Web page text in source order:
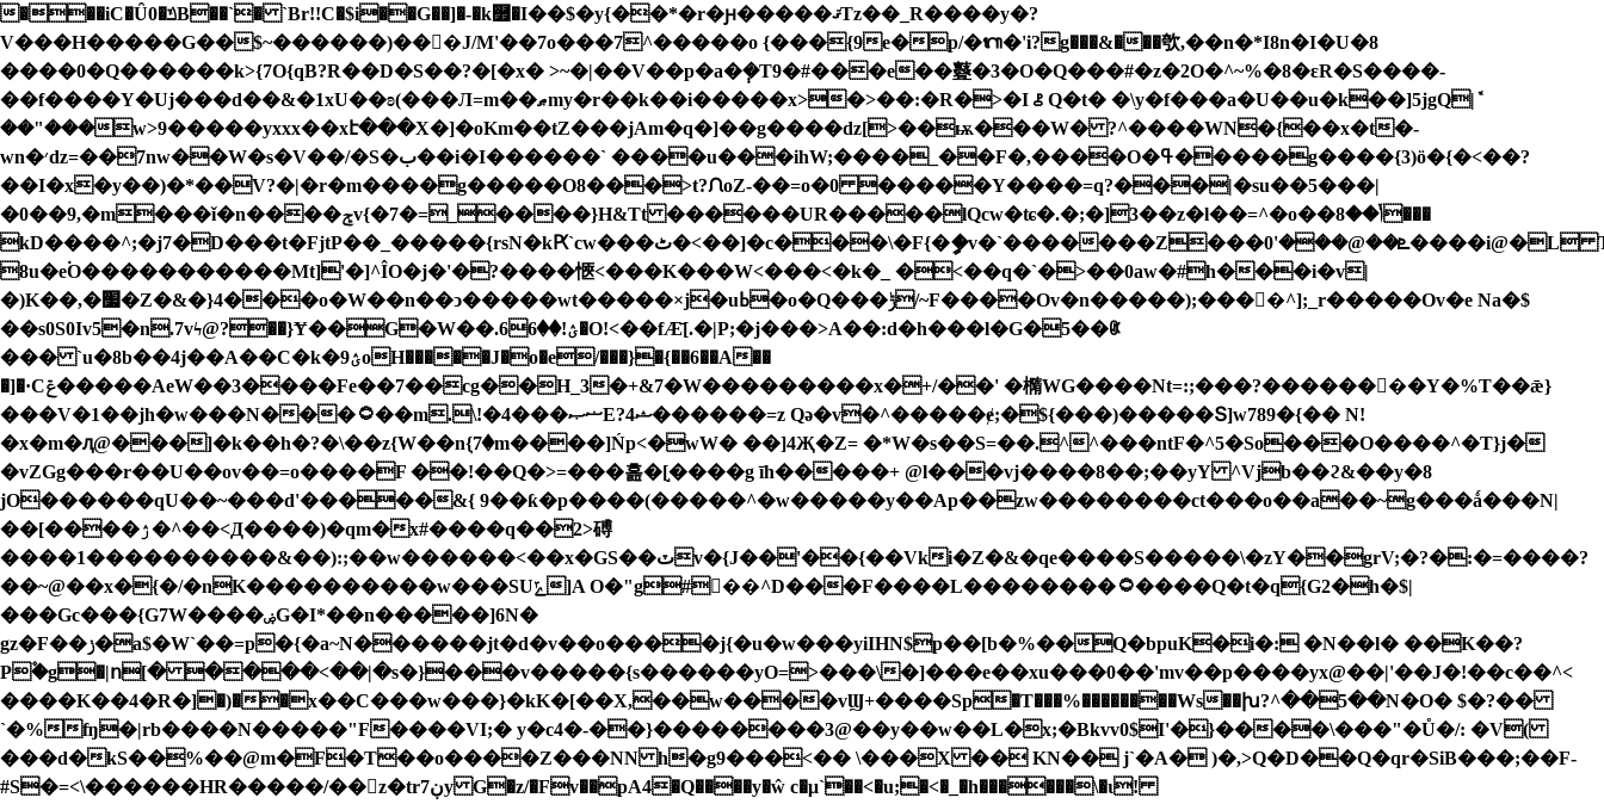
���iC�Ȗ0�ݿB��`� `Br!!C�$i��G��]�-�k࿿�I��$�y{��*�r�ԩ�����ޤTz��_R����y�?
V���H�����G��$~������)���J/M'��7o���7^�����o {���{9e�p/�ᬕ�'i?g���&���㰭,��n�*I8n�I�U�8
����0�Q������k>{7O{qB?R��D�S��?�[�x� >~�|��V��p�a�݄�T9�#���e��鼟�3�O�Q���#�z�2O�^~%�8�ɛR�S����-
��f����Y�Uj���d��&�1xU��ʚ(���Л=m��ޠmy�r��k��i�����x>�>��:�R�>�I⯛Q�t� �\y�f���a�U��u�k��]5jgQ|ܽ
��"���w>9�����yxxx��xէ���X�]�oKm��tZ���jAm�q�]��g����ǳ[>��ѭ���W� ?^����WN�{��x�t�-
wn�׳ǳ=��7nw��W�s�V��/�S�ب��i�I������` ����u���ihW;����_��F�,����O�ߟ�����g����{3)ö�{�<��?
��I�x�y��)�*��V?�|�r�m����g�����O8���>t?ᙁoZ-��=o�0 �����Y����=q?���|�su��5���|
�0��9,�m���ǐ�n����ݮv{�7�=_����}H&Tt ������UR�����lQcw�ʨ�.�;�]3��z�l��=^�o��ݳ��8���
kD����^;�j7�D���t�FjtP��_�����{rsN�kԖ`cw���ٹ�<��]�c���\�F{�ީ�v�`�������Z���ܧ��@���'0����i@�L Tܹ
8u�e۬O�����������Mt]'�]^ÎO�j�'�?����愜<���K���W<���<�k�_ �<��q�`�>��0aw�#h���i�v|
�)K��,�׷�Z�&�}4���o�W��n��ͻ�����wt�����×j�uߕ�o�Q���ݱ/~F����Ov�n�����);���󳣳�^];_r�����Ov�e Na�$
��s0S0Iv5�n.7vϟ@?��}Ɏ��G�W��.ؽ!��66�O!<��fӔ̄[.�|P;�j���>A��:d�h���l�G�5��ꏫ
��� `u�8b��4j��A��C�k�ؽ9oH�����J�o�e/���}�{��6��A��
�]�·Cݝ�����AeW��3����Fe��7��cg��H_3�+&7�W���������x�+/��' �橢WG����Nt=:;���?�������ُ�Y�%T��ǣ}
���V�1��jh�w���N���۝��m.\!�4���ޟޞE?ޝ4������=z Qǝ�v�^�����ɇ;�${���)�����Տ]w789�{�� N!
�x�m�ԯ@���]�k��h�?�\��z{W��nٖ{7�m����]Ńp<�wW� ��]4Җ�Z= �*W�ѕ��S=��.^^���ntF�^5�So���O����^�T}j�
�vΖGg���r��U��ov��=o����F ��!��Q�>=���흞�[֣����g īh�����+ @l���vj����8��;��yY ^Vjb��ϩ&��y�8
jO������qU��~���d'�����&{ 9��ƙ�p����(�����^�w�����y��Ap��zw��������ct���o��a��~g���ǻ���N|
��[����ۯ�^��<Д����)�qm�x#����q��2>磗
����1����������&��):;��w������<��x�GS��ٽv�{J��'��{��Vki�Z�&�qe����S�����\�zY��grV;�?�:�=����?
��~@��x�{�/�nK����������w���SUݻ]A O�"g#��^D���F����L��������۝����Q�t�q{G2�h�$|
���Gc���{G7W����ۻG�I*��n�����]6N�
gz�F��ݫ�a$�W`��=p�{�a~N������jt�d�v��o����j{�u�w���yiIHN$p��[b�%��Q�bpuK�i�: �N��l� ��K��?
P۫�g�|ո[� ����<��|�s�}���v�����{s������yO=>���\�]���e��xu���0��'mv��p����yx@��|'��J�!��c��^<
����K��4�R�]�)��x��C���w���}�kK�[��X,��w����vϢ+����Sp�T���%��������Ws��խ?^��5��N�O� $�?��
`�%ʩ�|rb����N�����"F����VI;� y�c4�-��}��������3@��y��w��L�x;�Bkvv0$I'�}����\���"�Ů�/: �V(
���d�kS��%��@m�F�T��o����Z���NN h�g9���<�� \���X �� KN�� j`�A� )�,>Q�D��Q�qr�SiB���;��F-
#S�=<\������HR�����/��z�tr7ڹy G�z/�Fv��pA4�Q����y�ŵ c�μ`��<�u;�<�_�h������\�ι!